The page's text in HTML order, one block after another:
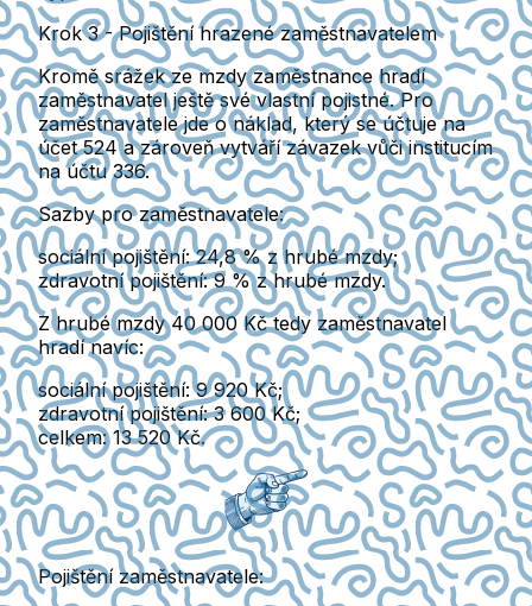
Krok 3 - Pojištění hrazené zaměstnavatelem
Kromě srážek ze mzdy zaměstnance hradí
zaměstnavatel ještě své vlastní pojistné. Pro
zaměstnavatele jde o náklad, který se účtuje na
účet 524 a zároveň vytváří závazek vůči institucím
na účtu 336.
Sazby pro zaměstnavatele:
sociální pojištění: 24,8 % z hrubé mzdy;
zdravotní pojištění: 9 % z hrubé mzdy.
Z hrubé mzdy 40 000 Kč tedy zaměstnavatel
hradí navíc:
sociální pojištění: 9 920 Kč;
zdravotní pojištění: 3 600 Kč;
celkem: 13 520 Kč.
Pojištění zaměstnavatele: